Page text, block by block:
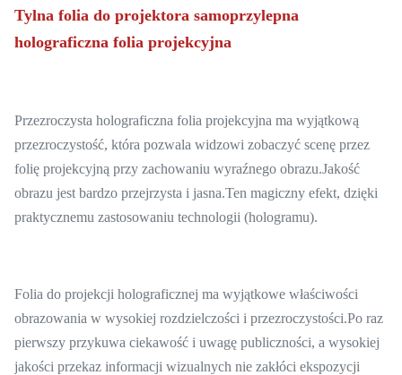
Tylna folia do projektora samoprzylepna
holograficzna folia projekcyjna
Przezroczysta holograficzna folia projekcyjna ma wyjątkową
przezroczystość, która pozwala widzowi zobaczyć scenę przez
folię projekcyjną przy zachowaniu wyraźnego obrazu.Jakość
obrazu jest bardzo przejrzysta i jasna.Ten magiczny efekt, dzięki
praktycznemu zastosowaniu technologii (hologramu).
Folia do projekcji holograficznej ma wyjątkowe właściwości
obrazowania w wysokiej rozdzielczości i przezroczystości.Po raz
pierwszy przykuwa ciekawość i uwagę publiczności, a wysokiej
jakości przekaz informacji wizualnych nie zakłóci ekspozycji